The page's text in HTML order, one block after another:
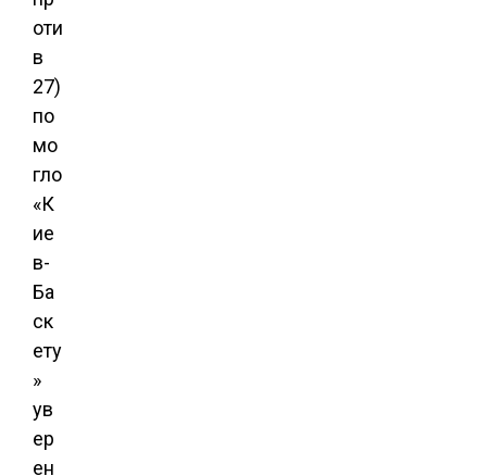
оти
в
27)
по
мо
гло
«К
ие
в-
Ба
ск
ету
»
ув
ер
ен